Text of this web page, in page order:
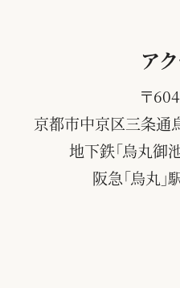
ア
〒
京都市中京区三条通
地下鉄「烏丸御
阪急「烏丸